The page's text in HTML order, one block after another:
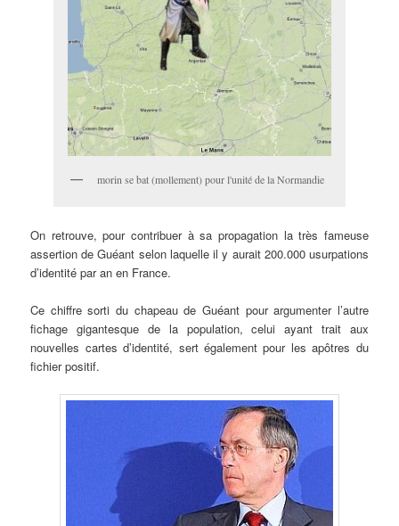
morin se bat (mollement) pour l'unité de la Normandie
On retrouve, pour contribuer à sa propagation la très fameuse
assertion de Guéant selon laquelle il y aurait 200.000 usurpations
d’identité par an en France.
Ce chiffre sorti du chapeau de Guéant pour argumenter l’autre
fichage gigantesque de la population, celui ayant trait aux
nouvelles cartes d’identité, sert également pour les apôtres du
fichier positif.